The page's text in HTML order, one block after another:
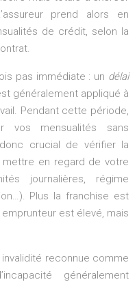
prend alors en
de crédit, selon la
pas immédiate : un délai
généralement appliqué à
Pendant cette période,
vos mensualités sans
crucial de vérifier la
en regard de votre
journalières, régime
Plus la franchise est
est élevé, mais
reconnue comme
généralement